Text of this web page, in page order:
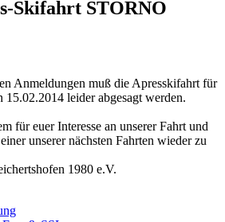
Skifahrt STORNO
Anmeldungen muß die Apresskifahrt für
15.02.2014 leider abgesagt werden.
für euer Interesse an unserer Fahrt und
unserer nächsten Fahrten wieder zu
1980 e.V.